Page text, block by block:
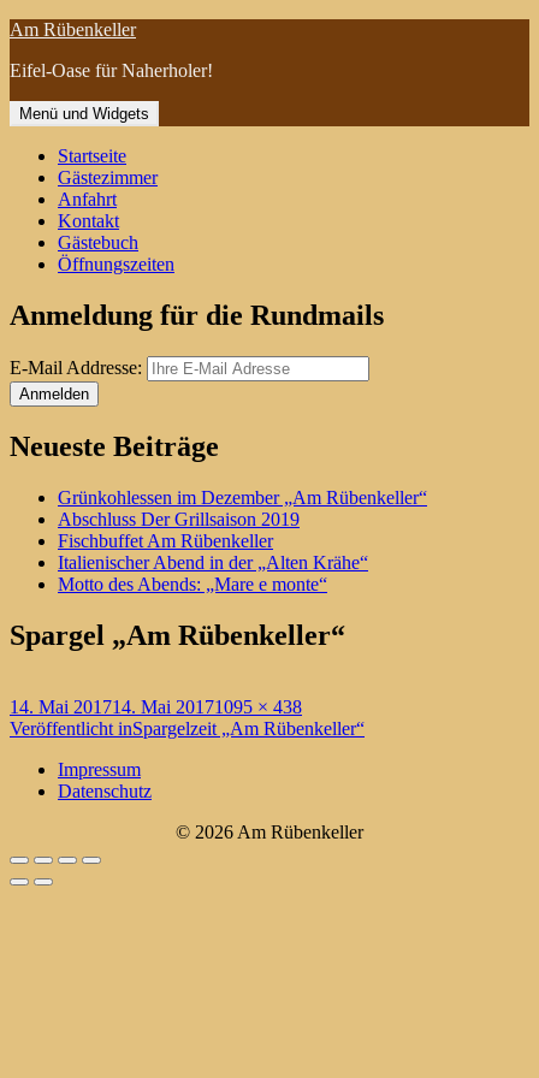
Zum
springen
Am Rübenkeller
Eifel-Oase für Naherholer!
Menü und Widgets
Startseite
Gästezimmer
Anfahrt
Kontakt
Gästebuch
Öffnungszeiten
Anmeldung für die Rundmails
E-Mail Addresse:
Neueste Beiträge
Grünkohlessen im Dezember „Am Rübenkeller“
Abschluss Der Grillsaison 2019
Fischbuffet Am Rübenkeller
Italienischer Abend in der „Alten Krähe“
Motto des Abends: „Mare e monte“
Spargel „Am Rübenkeller“
Veröffentlicht
am
14. Mai 201714. Mai 2017Originalgröße
1095 × 438
Beitragsnavigation
Veröffentlicht inSpargelzeit „Am Rübenkeller“
Impressum
Datenschutz
© 2026 Am Rübenkeller